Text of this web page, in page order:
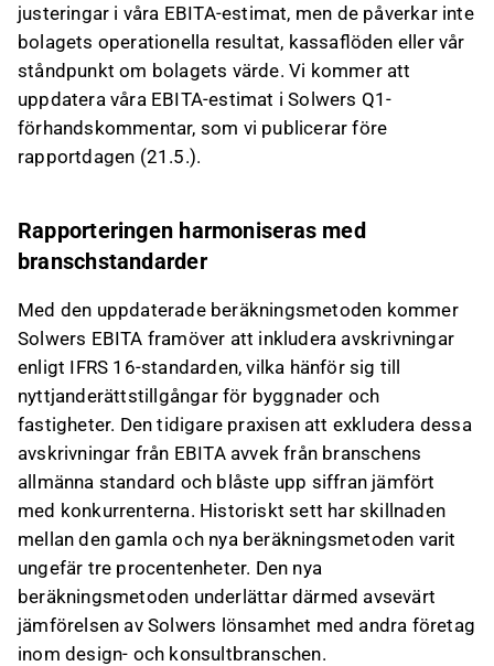
om det på Inderesforum.
justeringar i våra EBITA-estimat, men de påverkar inte
bolagets operationella resultat, kassaflöden eller vår
ståndpunkt om bolagets värde. Vi kommer att
uppdatera våra EBITA-estimat i Solwers Q1-
förhandskommentar, som vi publicerar före
rapportdagen (21.5.).
Rapporteringen harmoniseras med
branschstandarder
Med den uppdaterade beräkningsmetoden kommer
Solwers EBITA framöver att inkludera avskrivningar
enligt IFRS 16-standarden, vilka hänför sig till
nyttjanderättstillgångar för byggnader och
fastigheter. Den tidigare praxisen att exkludera dessa
avskrivningar från EBITA avvek från branschens
allmänna standard och blåste upp siffran jämfört
med konkurrenterna. Historiskt sett har skillnaden
mellan den gamla och nya beräkningsmetoden varit
ungefär tre procentenheter. Den nya
beräkningsmetoden underlättar därmed avsevärt
jämförelsen av Solwers lönsamhet med andra företag
inom design- och konsultbranschen.